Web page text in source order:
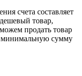
счета составляет
товар,
продать товар
минимальную сумму